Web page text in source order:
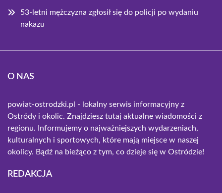
53-letni mężczyzna zgłosił się do policji po wydaniu
nakazu
O NAS
powiat-ostrodzki.pl - lokalny serwis informacyjny z
Ostródy i okolic. Znajdziesz tutaj aktualne wiadomości z
regionu. Informujemy o najważniejszych wydarzeniach,
kulturalnych i sportowych, które mają miejsce w naszej
okolicy. Bądź na bieżąco z tym, co dzieje się w Ostródzie!
REDAKCJA